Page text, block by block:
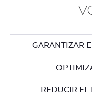
GARANTIZAR
REDUCIR